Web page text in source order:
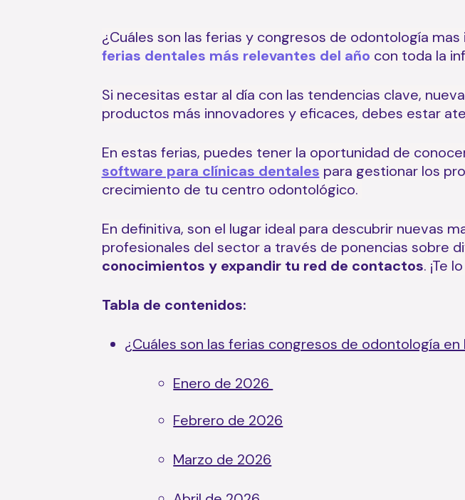
¿Cuáles son las ferias y congresos de odontología
ferias dentales más relevantes del año con toda la
Si necesitas estar al día con las tendencias clave,
productos más innovadores y eficaces, debes estar
En estas ferias, puedes tener la oportunidad de
software para clínicas dentales para gestionar los
crecimiento de tu centro odontológico.
En definitiva, son el lugar ideal para descubrir nuevas
profesionales del sector a través de ponencias sobre
conocimientos y expandir tu red de contactos. ¡Te
Tabla de contenidos:
¿Cuáles son las ferias congresos de odontología en
Enero de 2026
Febrero de 2026
Marzo de 2026